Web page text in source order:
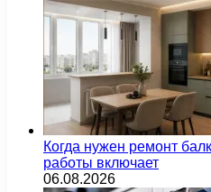
Когда нужен ремонт
работы включает
06.08.2026